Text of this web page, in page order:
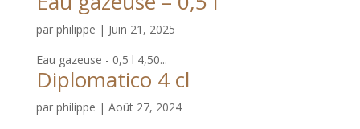
par philippe | Juin 21, 2025
Eau gazeuse - 0,5 l 4,50...
Diplomatico 4 cl
par philippe | Août 27, 2024